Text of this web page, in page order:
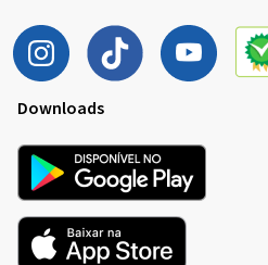
Downloads